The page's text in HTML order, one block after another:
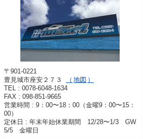
〒901-0221
豊見城市座安２７３
地図
TEL : 0078-6048-1634
FAX : 098-851-9665
営業時間 : 9：00〜18：00（金曜9：00〜15：
00）
定休日 : 年末年始休業期間 12/28〜1/3 GW
5/5 金曜日